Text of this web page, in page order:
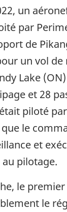
un
par
de
un vol de
Lake
et 28
piloté
le
et
pilotage.
le
le